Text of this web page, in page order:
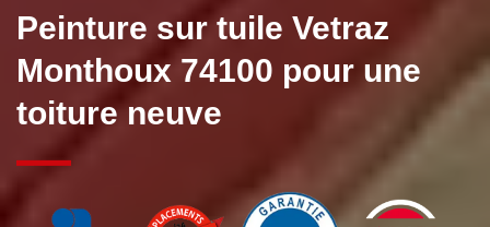
Peinture sur tuile Vetraz
Monthoux 74100 pour une
toiture neuve